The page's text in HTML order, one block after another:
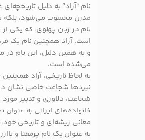
نام “آراد” به دلیل
مدرن محسوب می‌شود، بلکه
نام در زبان پهلوی، که یکی
است. آراد همچنین نام یک
و به همین دلیل، این نام در
می‌شده است.
به لحاظ تاریخی، آراد
نبردها شجاعت خاصی نشان
شجاعت، دلاوری و تدبیر مورد
خانواده‌های ایرانی به
معانی ریشه‌ای و تاریخی خود،
به عنوان یک نام پرمعنا و